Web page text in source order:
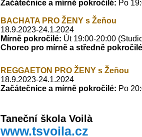
Začátečnice a mírně pokročilé: Po
BACHATA PRO ŽENY s Žeňou
18.9.2023-24.1.2024
Mírně pokročilé: Út 19:00-20:00
Choreo pro mírně a středně
REGGAETON PRO ŽENY s Žeňou
18.9.2023-24.1.2024
Začátečnice a mírně pokročilé: Po
Taneční škola Voilà
www.tsvoila.cz